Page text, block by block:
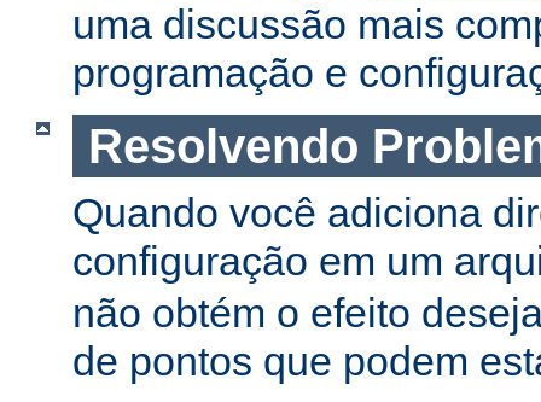
uma discussão mais
programação e
Resolvendo
Quando você adiciona
configuração em um
não obtém o efeito
de pontos que podem